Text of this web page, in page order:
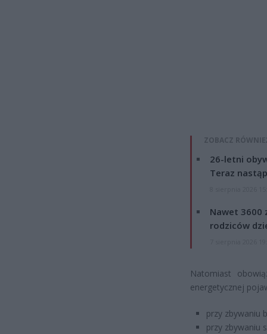
ZOBACZ
26-letni
Teraz
Nawet 3600
rodziców
Natomiast
energetycznej
przy zbywaniu
przy zbywaniu